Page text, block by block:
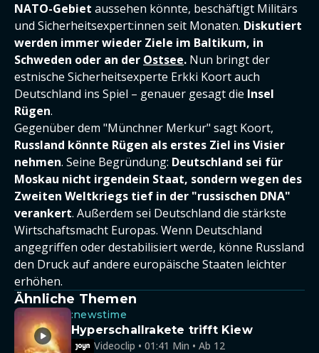
NATO-Gebiet aussehen könnte, beschäftigt Militärs
und Sicherheitsexpert:innen seit Monaten. Diskutiert
werden immer wieder Ziele im Baltikum, in
Schweden oder an der Ostsee. Nun bringt der
estnische Sicherheitsexperte Erkki Koort auch
Deutschland ins Spiel – genauer gesagt die Insel
Rügen.
Gegenüber dem "Münchner Merkur" sagt Koort,
Russland könnte Rügen als erstes Ziel ins Visier
nehmen. Seine Begründung: Deutschland sei für
Moskau nicht irgendein Staat, sondern wegen des
Zweiten Weltkriegs tief in der "russischen DNA"
verankert. Außerdem sei Deutschland die stärkste
Wirtschaftsmacht Europas. Wenn Deutschland
angegriffen oder destabilisiert werde, könne Russland
den Druck auf andere europäische Staaten leichter
erhöhen.
Ähnliche Themen
:newstime
Hyperschallrakete trifft Kiew
Videoclip • 01:41 Min • Ab 12